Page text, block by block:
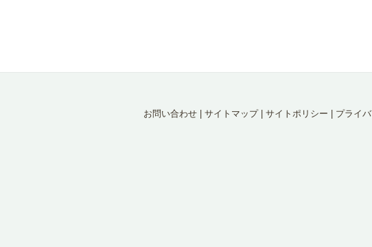
お問い合わせ サイトマップ| サイトポリシー
プライ